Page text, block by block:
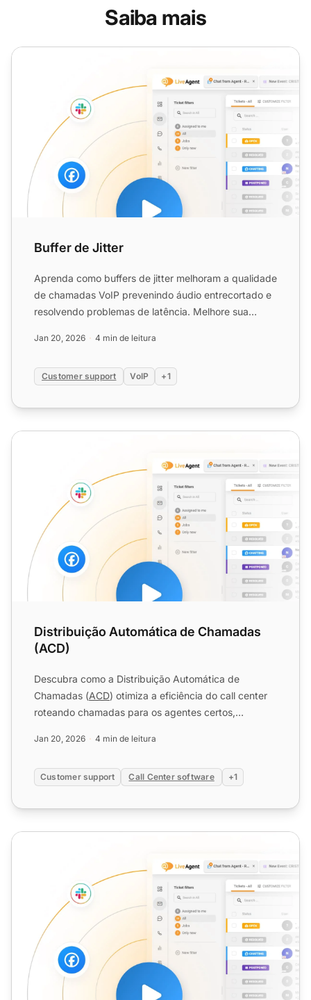
Saiba mais
Buffer de Jitter
Buffer de Jitter
Aprenda como buffers de jitter melhoram a qualidade
de chamadas VoIP prevenindo áudio entrecortado e
resolvendo problemas de latência. Melhore sua
Jan 20, 2026 4 min de leitura
Customer support VoIP +1
Distribuição Automática de Chamadas (ACD)
Distribuição Automática de Chamadas
(ACD)
Descubra como a Distribuição Automática de
Chamadas (ACD) otimiza a eficiência do call center
roteando chamadas para os agentes certos,
Jan 20, 2026 4 min de leitura
Customer support Call Center software +1
Call Center